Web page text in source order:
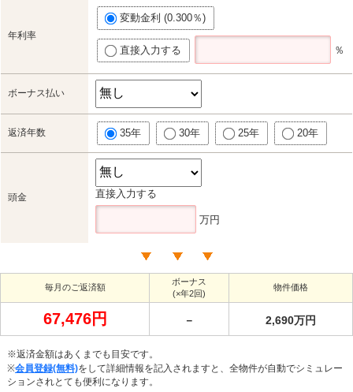
年利率
変動金利 (0.300％)
直接入力する ％
ボーナス払い
返済年数 35年 30年 25年 20年
頭金 直接入力する
万円
毎月のご返済額
ボーナス
(×年2回)
物件価格
67,476円 － 2,690万円
※返済金額はあくまでも目安です。
※会員登録(無料)をして詳細情報を記入されますと、全物件が自動でシミュレー
ションされとても便利になります。